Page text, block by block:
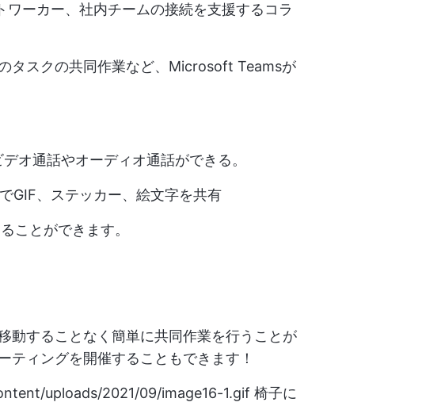
ワーカー、社内チームの接続を支援するコラ
タスクの共同作業など、Microsoft Teamsが
オ通話やオーディオ通話ができる。
GIF、ステッカー、絵文字を共有
ことができます。
動することなく簡単に共同作業を行うことが
ティングを開催することもできます！
uploads/2021/09/image16-1.gif 椅子に